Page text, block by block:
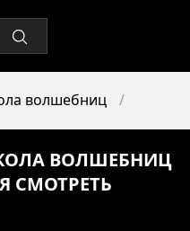
волшебниц
ВОЛШЕБНИЦ
СМОТРЕТЬ